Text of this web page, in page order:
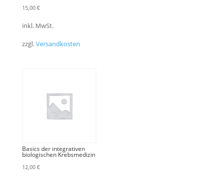
15,00 €
inkl. MwSt.
zzgl.Versandkosten
Basics der integrativen
biologischen Krebsmedizin
12,00 €